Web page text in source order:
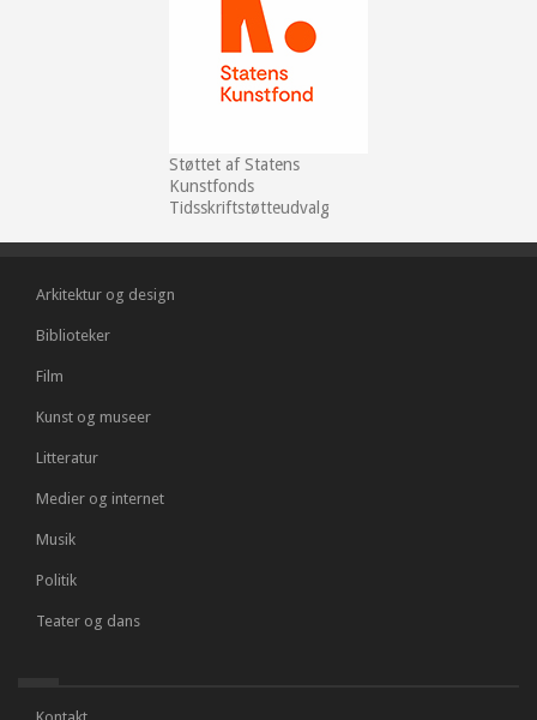
Støttet af Statens
Kunstfonds
Tidsskriftstøtteudvalg
Arkitektur og design
Biblioteker
Film
Kunst og museer
Litteratur
Medier og internet
Musik
Politik
Teater og dans